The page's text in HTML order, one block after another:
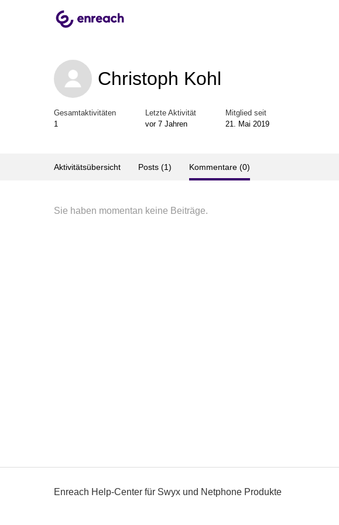
Christoph Kohl
Gesamtaktivitäten
1
Letzte Aktivität
vor 7 Jahren
Mitglied seit
21. Mai 2019
Aktivitätsübersicht Posts (1) Kommentare (0)
Sie haben momentan keine Beiträge.
Enreach Help-Center für Swyx und Netphone Produkte